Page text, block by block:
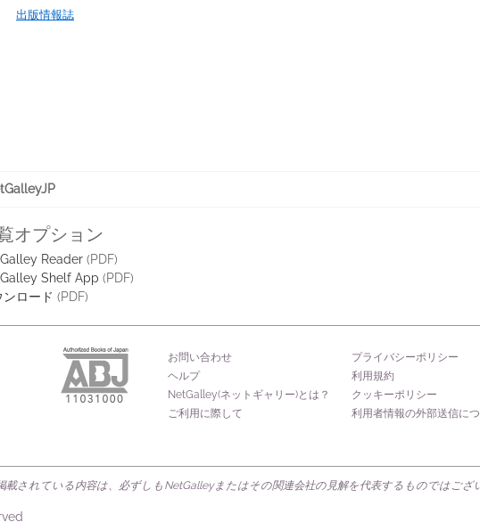
出版情報誌
オプション
Reader (PDF)
Shelf App (PDF)
ンロード (PDF)
お問い合わせ
ヘルプ
NetGalley(ネットギャリー)とは？
ご利用に際して
プライバシーポリシー
利用規約
クッキーポリシー
利用者情報の外部送信に
載されている内容は、必ずしもNetGalleyまたはその関連会社の見解を代表するものではござ